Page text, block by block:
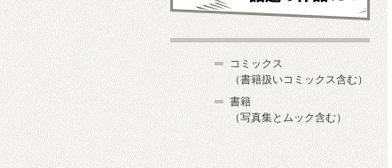
コミックス
（書籍扱いコミックス含む）
書籍
（写真集とムック含む）